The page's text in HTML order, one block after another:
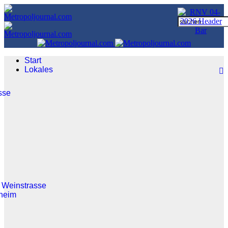
Start
Lokales